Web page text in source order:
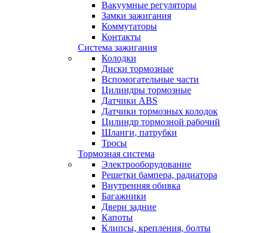
Вакуумные регуляторы
Замки зажигания
Коммутаторы
Контакты
Система зажигания
Колодки
Диски тормозные
Вспомогательные части
Цилиндры тормозные
Датчики ABS
Датчики тормозных колодок
Цилиндр тормозной рабочий
Шланги, патрубки
Тросы
Тормозная система
Электрооборудование
Решетки бампера, радиатора
Внутренняя обивка
Багажники
Двери задние
Капоты
Клипсы, крепления, болты